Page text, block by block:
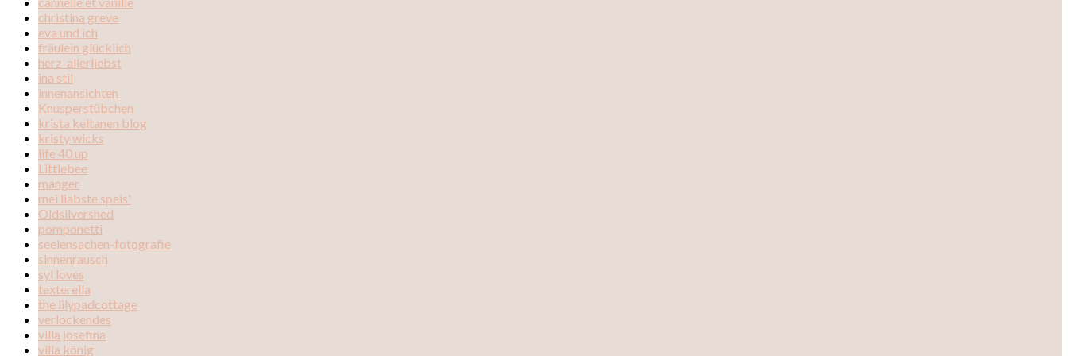
christina greve
eva und ich
fräulein glücklich
herz-allerliebst
ina stil
innenansichten
Knusperstübchen
krista keltanen blog
kristy wicks
life 40 up
Littlebee
manger
mei liabste speis'
Oldsilvershed
pomponetti
seelensachen-fotografie
sinnenrausch
syl loves
texterella
the lilypadcottage
verlockendes
villa josefina
villa könig